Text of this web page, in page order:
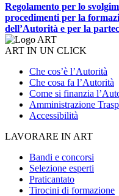
Regolamento per lo
procedimenti per la
dell’Autorità e per la
ART IN UN CLICK
Che cos’è l’Autorità
Che cosa fa l’Autorità
Come si finanzia
Amministrazione
Accessibilità
LAVORARE IN ART
Bandi e concorsi
Selezione esperti
Praticantato
Tirocini di formazione